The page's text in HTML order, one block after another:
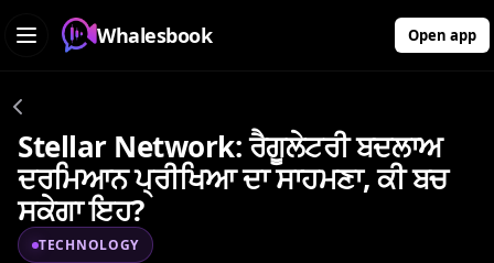
Whalesbook Open app
Stellar Network: ਰੈਗੂਲੇਟਰੀ ਬਦਲਾਅ
ਦਰਮਿਆਨ ਪ੍ਰੀਖਿਆ ਦਾ ਸਾਹਮਣਾ, ਕੀ ਬਚ
ਸਕੇਗਾ ਇਹ?
TECHNOLOGY